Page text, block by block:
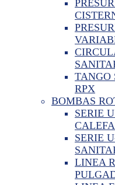
TANGO
RPX
BOMBAS
SERIE
SERIE
LINEA